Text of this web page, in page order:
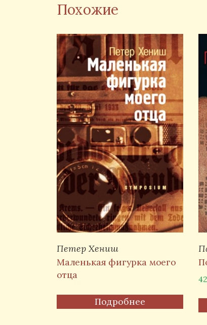
Похожие
Петер Хениш
Маленькая фигурка моего
отца
Подробнее